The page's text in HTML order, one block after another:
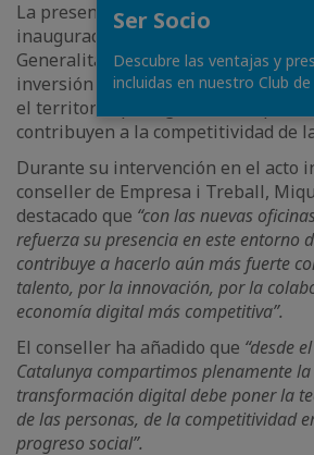
La presencia del Conseller Miquel
inauguración pone de manifiesto el
Generalitat de Catalunya por atraer
inversión de empresas tecnológicas
el territorio, pues generan empleo
contribuyen a la competitividad de
Durante su intervención en el acto
conseller de Empresa i Treball,
destacado que “con las nuevas
refuerza su presencia en este entorno
contribuye a hacerlo aún más fuerte
talento, por la innovación, por la
economía digital más competitiva”.
El conseller ha añadido que “desde
Catalunya compartimos plenamente
transformación digital debe poner la
de las personas, de la competitividad
progreso social”.
Ser Socio
Descubre las ventajas y
incluidas en nuestro Club